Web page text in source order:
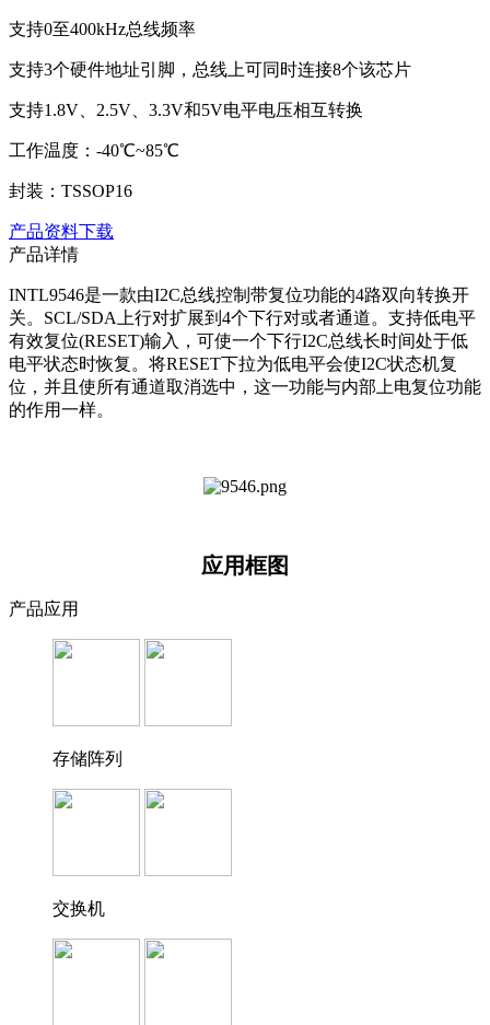
支持0至400kHz总线频率
支持3个硬件地址引脚，总线上可同时连接8个该芯片
支持1.8V、2.5V、3.3V和5V电平电压相互转换
工作温度：-40℃~85℃
封装：TSSOP16
产品资料下载
产品详情
INTL9546是一款由I2C总线控制带复位功能的4路双向转换开
关。SCL/SDA上行对扩展到4个下行对或者通道。支持低电平
有效复位(RESET)输入，可使一个下行I2C总线长时间处于低
电平状态时恢复。将RESET下拉为低电平会使I2C状态机复
位，并且使所有通道取消选中，这一功能与内部上电复位功能
的作用一样。
应用框图
产品应用
存储阵列
交换机